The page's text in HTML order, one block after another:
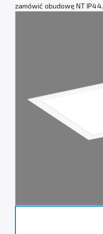
Kontakt
zamówić obudowę NT IP44.